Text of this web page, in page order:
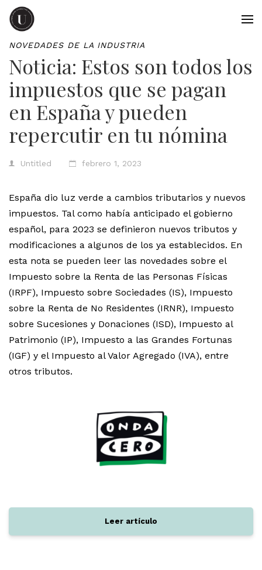
NOVEDADES DE LA INDUSTRIA
Noticia: Estos son todos los
impuestos que se pagan
en España y pueden
repercutir en tu nómina
Untitled febrero 1, 2023
España dio luz verde a cambios tributarios y nuevos
impuestos. Tal como había anticipado el gobierno
español, para 2023 se definieron nuevos tributos y
modificaciones a algunos de los ya establecidos. En
esta nota se pueden leer las novedades sobre el
Impuesto sobre la Renta de las Personas Físicas
(IRPF), Impuesto sobre Sociedades (IS), Impuesto
sobre la Renta de No Residentes (IRNR), Impuesto
sobre Sucesiones y Donaciones (ISD), Impuesto al
Patrimonio (IP), Impuesto a las Grandes Fortunas
(IGF) y el Impuesto al Valor Agregado (IVA), entre
otros tributos.
Leer artículo